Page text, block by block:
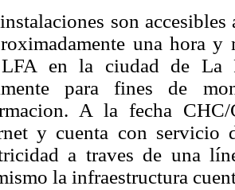
son
una hora
en la ciudad de La
para fines de
A la fecha CHC/
y cuenta con servicio
a traves de una
la infraestructura